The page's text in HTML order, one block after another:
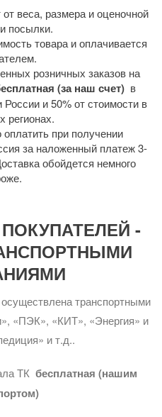
веса, размера и оценочной
посылки.
товара и оплачивается
розничных заказов на
(за наш счет) в
и 50% от стоимости в
регионах.
при получении
за наложенный платеж 3-
обойдется немного
-
транспортными
«ПЭК», «КИТ», «Энергия» и
и т.д..
ТК бесплатная (нашим